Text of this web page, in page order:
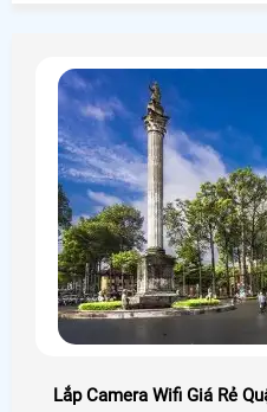
Lắp Camera Wifi Giá Rẻ